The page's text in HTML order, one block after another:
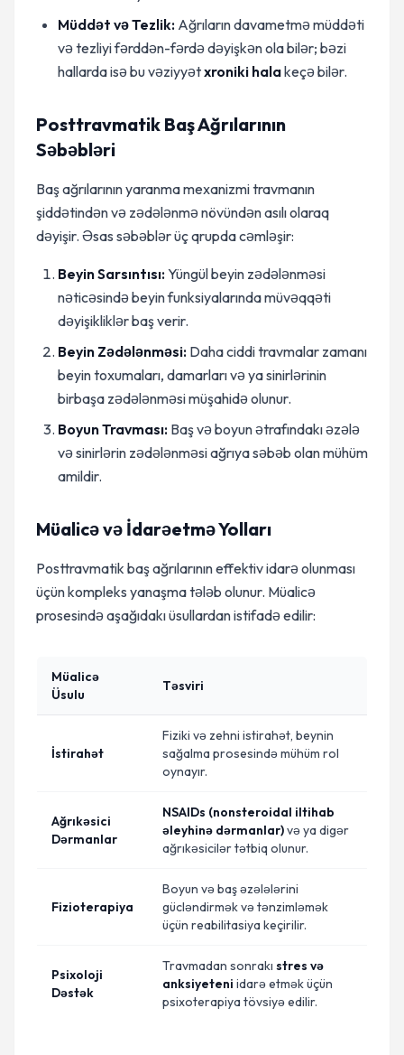
Müddət və Tezlik: Ağrıların davametmə müddəti
və tezliyi fərddən-fərdə dəyişkən ola bilər; bəzi
hallarda isə bu vəziyyətxroniki halakeçə bilər.
Posttravmatik Baş Ağrılarının
Səbəbləri
Baş ağrılarının yaranma mexanizmi travmanın
şiddətindən və zədələnmə növündən asılı olaraq
dəyişir. Əsas səbəblər üç qrupda cəmləşir:
Beyin Sarsıntısı:Yüngül beyin zədələnməsi
nəticəsində beyin funksiyalarında müvəqqəti
dəyişikliklər baş verir.
Beyin Zədələnməsi: Daha ciddi travmalar zamanı
beyin toxumaları, damarları və ya sinirlərinin
birbaşa zədələnməsi müşahidə olunur.
Boyun Travması: Baş və boyun ətrafındakı əzələ
və sinirlərin zədələnməsi ağrıya səbəb olan mühüm
amildir.
Müalicə və İdarəetmə Yolları
Posttravmatik baş ağrılarının effektiv idarə olunması
üçün kompleks yanaşma tələb olunur. Müalicə
prosesində aşağıdakı üsullardan istifadə edilir:
Müalicə
Üsulu
Təsviri
İstirahət
Fiziki və zehni istirahət, beynin
sağalma prosesində mühüm rol
oynayır.
Ağrıkəsici
Dərmanlar
NSAIDs (nonsteroidal iltihab
əleyhinə dərmanlar)və ya digər
ağrıkəsicilər tətbiq olunur.
Fizioterapiya
Boyun və baş əzələlərini
gücləndirmək və tənzimləmək
üçün reabilitasiya keçirilir.
Psixoloji
Dəstək
Travmadan sonrakı stres və
anksiyeteni idarə etmək üçün
psixoterapiya tövsiyə edilir.